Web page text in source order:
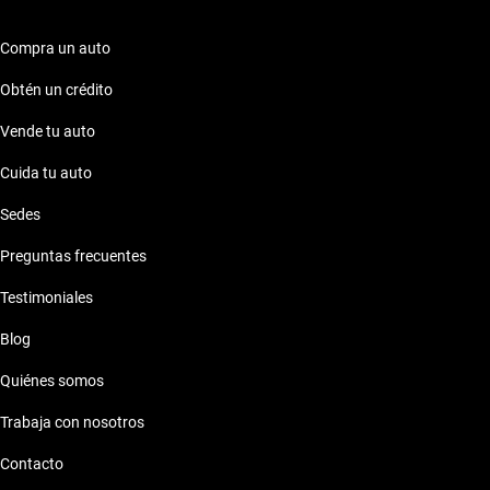
Compra un auto
Obtén un crédito
Vende tu auto
Cuida tu auto
Sedes
Preguntas frecuentes
Testimoniales
Blog
Quiénes somos
Trabaja con nosotros
Contacto